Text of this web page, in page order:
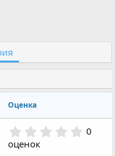
Оценка
0
0
оценок